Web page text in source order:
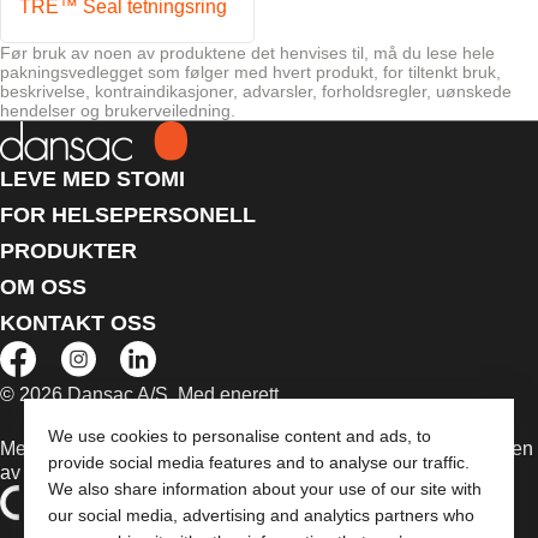
We use cookies to personalise content and ads, to
provide social media features and to analyse our traffic.
We also share information about your use of our site with
our social media, advertising and analytics partners who
TRE™ Seal tetningsring
Før bruk av noen av produktene det henvises til, må du lese hele
pakningsvedlegget som følger med hvert produkt, for tiltenkt bruk,
beskrivelse, kontraindikasjoner, advarsler, forholdsregler, uønskede
hendelser og brukerveiledning.
LEVE MED STOMI
FOR HELSEPERSONELL
PRODUKTER
OM OSS
KONTAKT OSS
© 2026 Dansac A/S. Med enerett.
Medisinsk utstyr som selges i EU er etter behov merket med en
av følgende symboler